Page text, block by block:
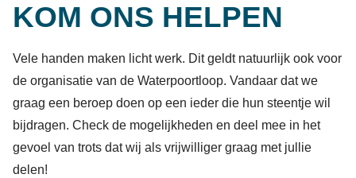
KOM ONS HELPEN
Vele handen maken licht werk. Dit geldt natuurlijk ook voor
de organisatie van de Waterpoortloop. Vandaar dat we
graag een beroep doen op een ieder die hun steentje wil
bijdragen. Check de mogelijkheden en deel mee in het
gevoel van trots dat wij als vrijwilliger graag met jullie
delen!